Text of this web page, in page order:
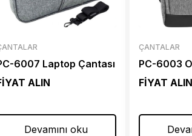
6007 Laptop Çantası
ALIN
Devamını oku
ÇANTALAR
PC-6003
FİYAT ALIN